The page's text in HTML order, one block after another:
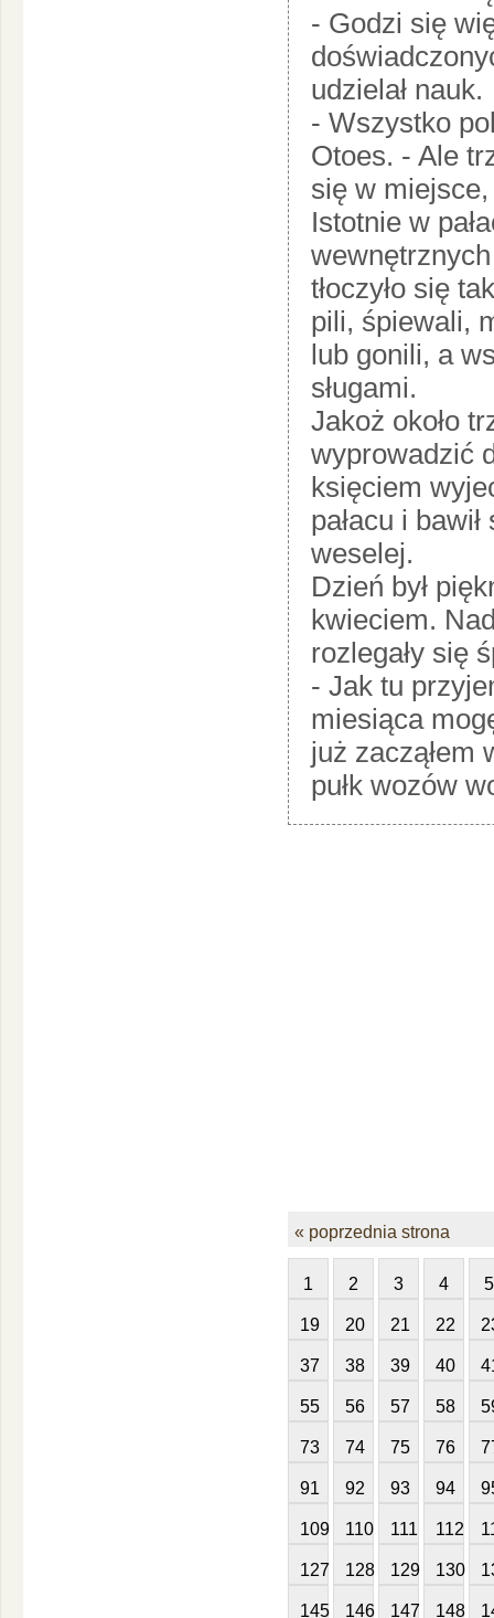
- Godzi się
udzielał nauk.
- Wszystko
Otoes. - Ale
się w
Istotnie w
tłoczyło się
pili, śpiewali,
lub gonili, a
sługami.
Jakoż około
wyprowadzić
księciem
pałacu i
weselej.
Dzień był
kwieciem.
rozlegały się
- Jak tu
miesiąca
już zacząłem
pułk wozów
« poprzednia strona
1 2 3 4 5
19 20 21 22
37 38 39 40
55 56 57 58
73 74 75 76
91 92 93 94
109 110 111 112
127 128 129 130
145 146 147 148